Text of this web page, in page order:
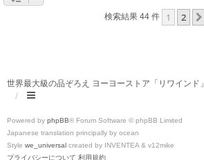
検索結果 44 件 1 2
世界最大級の品ぞろえ ヨーヨーストア「リワインド」
Powered by phpBB® Forum Software © phpBB Limited
Japanese translation principally by ocean
Style we_universal created by INVENTEA & v12mike
プライバシーについて 利用規約